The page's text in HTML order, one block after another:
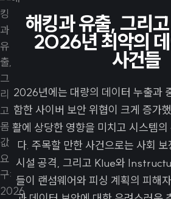
해킹과 유출, 그리
2026년 최악의
사건들
2026년에는 대량의 데이터 누출과
함한 사이버 보안 위협이 크게 증가
활에 상당한 영향을 미치고 시스템
다. 주목할 만한 사건으로는 사회
시설 공격, 그리고 Klue와
들이 랜섬웨어와 피싱 계획의 피해